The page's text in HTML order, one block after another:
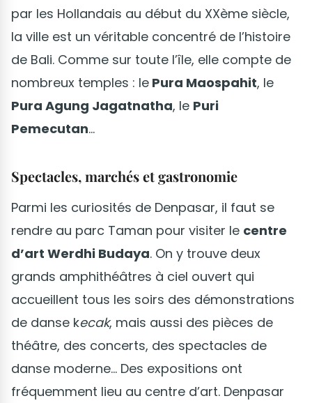
par les Hollandais au début du XXème siècle,
la ville est un véritable concentré de l’histoire
de Bali. Comme sur toute l’île, elle compte de
nombreux temples : le Pura Maospahit, le
Pura Agung Jagatnatha, le Puri
Pemecutan...
Spectacles, marchés et gastronomie
Parmi les curiosités de Denpasar, il faut se
rendre au parc Taman pour visiter le centre
d’art Werdhi Budaya. On y trouve deux
grands amphithéâtres à ciel ouvert qui
accueillent tous les soirs des démonstrations
de danse kecak, mais aussi des pièces de
théâtre, des concerts, des spectacles de
danse moderne… Des expositions ont
fréquemment lieu au centre d’art. Denpasar